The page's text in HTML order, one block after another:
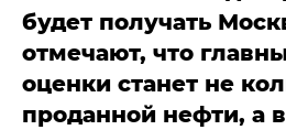
будет получать
отмечают, что
оценки станет не
проданной нефти, а